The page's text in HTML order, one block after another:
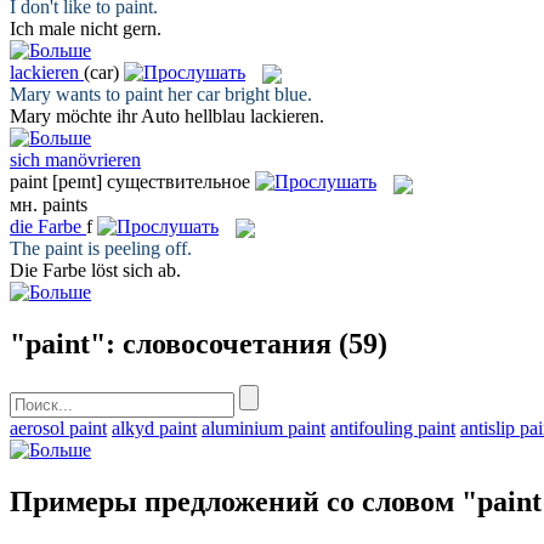
I don't like to paint.
Ich male nicht gern.
lackieren (car)
Mary wants to paint her car bright blue.
Mary möchte ihr Auto hellblau lackieren.
sich manövrieren
paint [peɪnt] существительное
мн. paints
die Farbe f
The paint is peeling off.
Die Farbe löst sich ab.
"paint": словосочетания (59)
aerosol paint alkyd paint aluminium paint antifouling paint antislip
Примеры предложений со словом